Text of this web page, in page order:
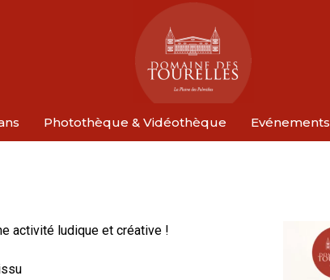
Photothèque & Vidéothèque Evénements
activité ludique et créative !